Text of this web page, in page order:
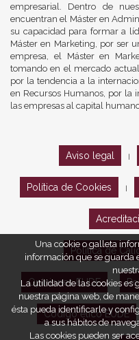
empresarial. Dentro de
encuentran el Máster en
su capacidad para formar a
Máster en Marketing, por ser
empresa, el Máster en
tomando en el mercado
por la tendencia a la
en Recursos Humanos, por la
las empresas al capital
Aviso legal
Política de Cookies
Política de
Opiniones EUDE
Código ético EUDE
Una cookie o galleta
información que se guarda
La utilidad de las cookies es
nuestra página web, de
ésta pueda identificarle y
a sus hábitos de
Las cookies pueden ser